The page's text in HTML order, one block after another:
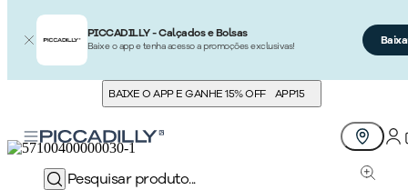
PICCADILLY - Calçados e Bolsas
Baixe o app e tenha acesso a promoções exclusivas!
BAIXE O APP E GANHE 15% OFF APP15